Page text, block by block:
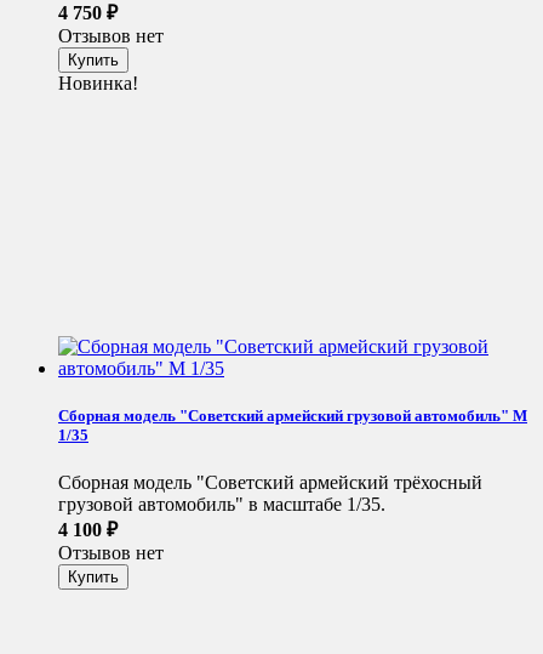
4 750 ₽
Отзывов нет
Новинка!
Сборная модель "Советский армейский грузовой автомобиль" М
1/35
Сборная модель "Советский армейский трёхосный
грузовой автомобиль" в масштабе 1/35.
4 100 ₽
Отзывов нет